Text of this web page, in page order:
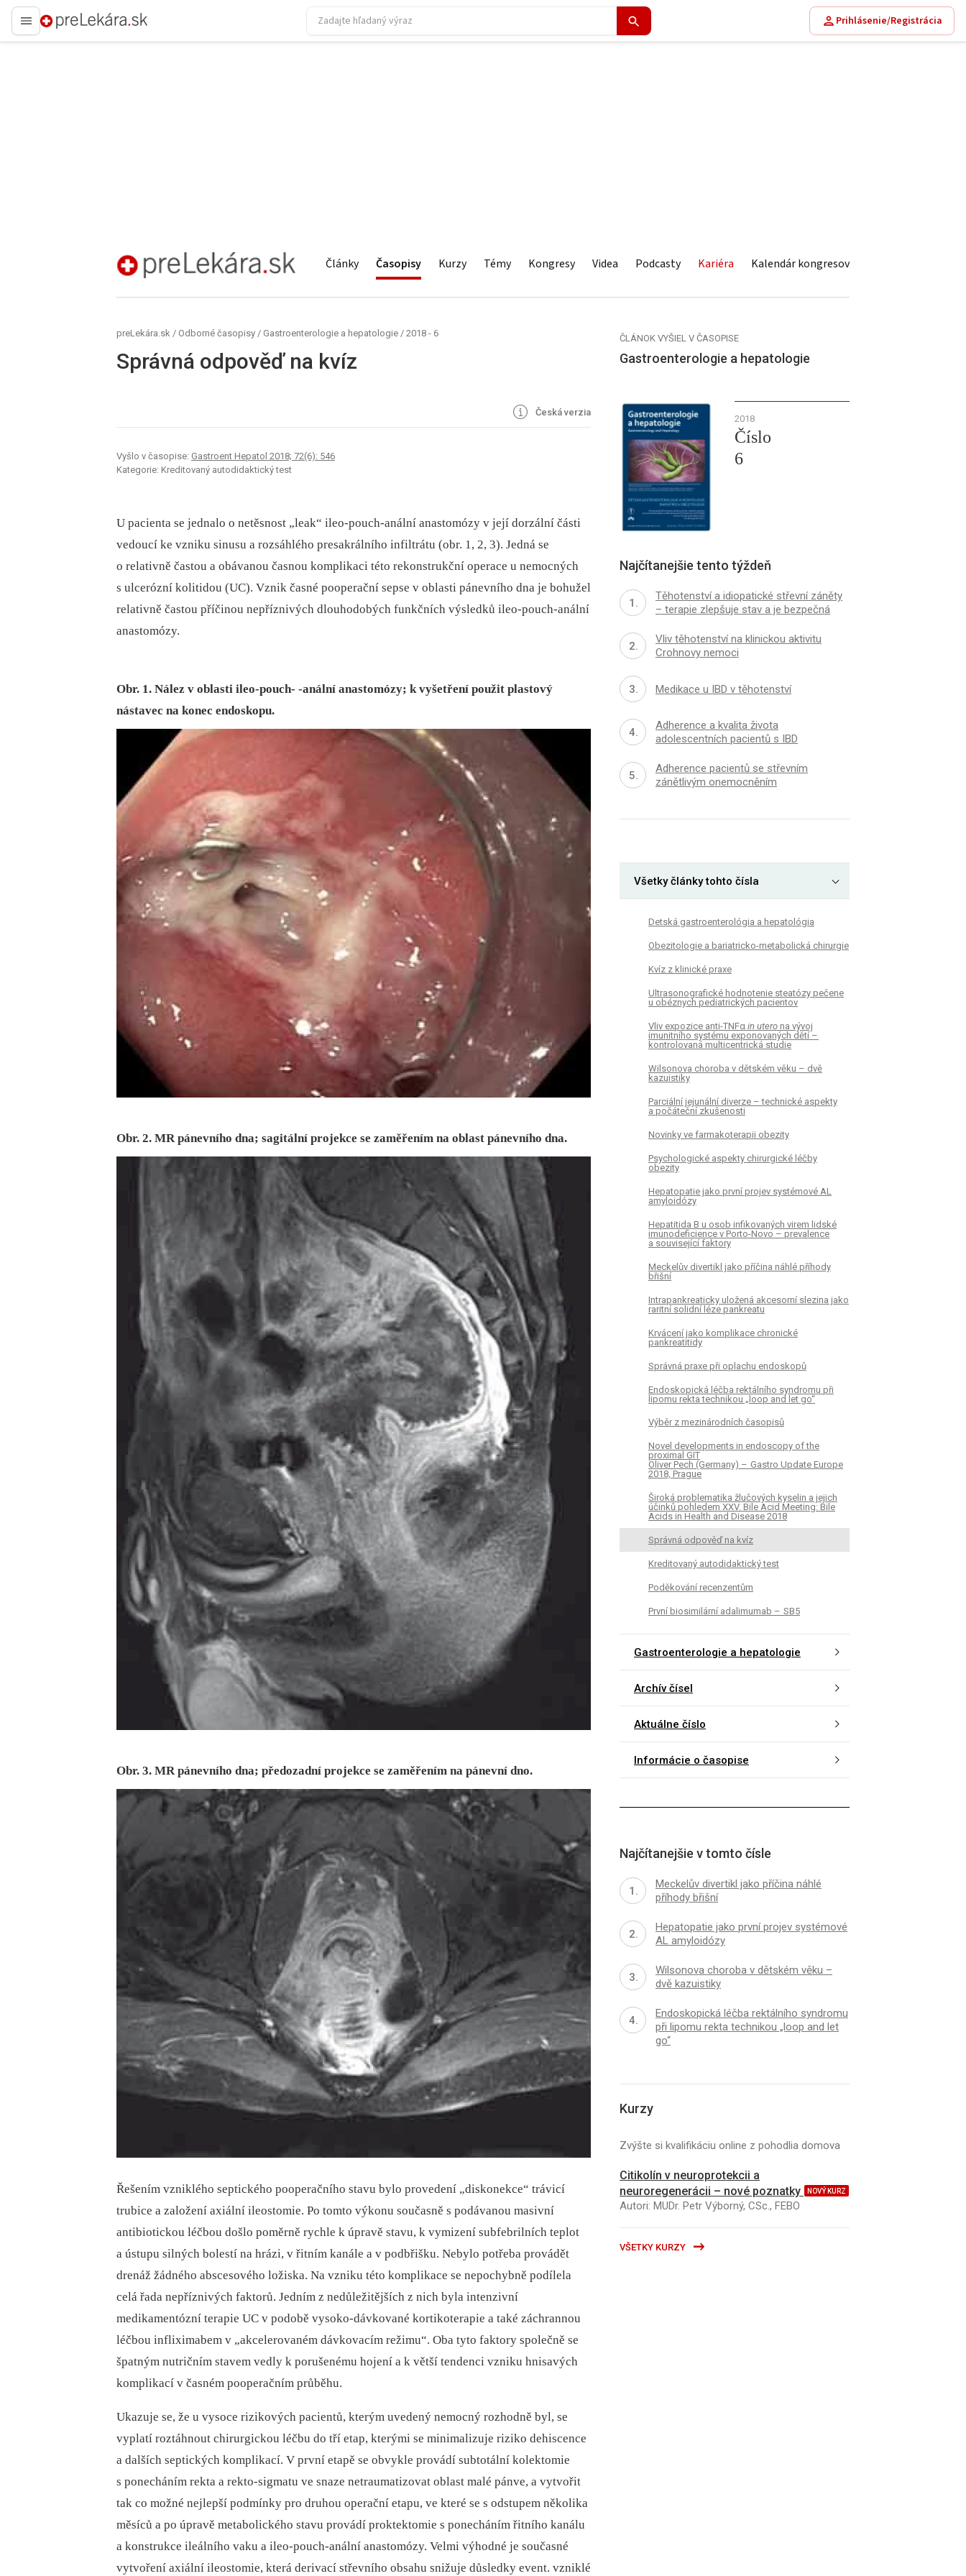
preLekára.sk
Prihlásenie/Registrácia
preLekára.sk Články Časopisy Kurzy Témy Kongresy Videa Podcasty Kariéra Kalendár kongresov
preLekára.sk / Odborné časopisy / Gastroenterologie a hepatologie / 2018 - 6
Správná odpověď na kvíz
Česká verzia
Vyšlo v časopise: Gastroent Hepatol 2018; 72(6): 546
Kategorie: Kreditovaný autodidaktický test
U pa­cienta se jednalo o netěsnost „leak“ ileo-pouch-anální anastomózy v její dorzální části
vedoucí ke vzniku sinusu a rozsáhlého presakrálního infiltrátu (obr. 1, 2, 3). Jedná se
o relativně častou a obávanou časnou komplikaci této rekonstrukční operace u nemocných
s ulcerózní kolitidou (UC). Vznik časné pooperační sepse v oblasti pánevního dna je bohužel
relativně častou příčinou nepříznivých dlouhodobých funkčních výsledků ileo-pouch-anální
anastomózy.
Obr. 1. Nález v oblasti ileo-pouch- -anální anastomózy; k vyšetření použit plastový
nástavec na konec endoskopu.
Obr. 2. MR pánevního dna; sagitální projekce se zaměřením na oblast pánevního dna.
Obr. 3. MR pánevního dna; předozadní projekce se zaměřením na pánevní dno.
Řešením vzniklého septického po­operačního stavu bylo provedení „diskonekce“ trávicí
trubice a založení axiální ileostomie. Po tomto výkonu současně s podávanou masivní
antibio­tickou léčbou došlo poměrně rychle k úpravě stavu, k vymizení subfebrilních teplot
a ústupu silných bolestí na hrázi, v řitním kanále a v podbřišku. Nebylo potřeba provádět
drenáž žádného abscesového ložiska. Na vzniku této komplikace se nepochybně podílela
celá řada nepříznivých faktorů. Jedním z nedůležitějších z nich byla intenzivní
medikamentózní terapie UC v podobě vysoko-dávkované kortikoterapie a také záchran­nou
léčbou infliximabem v „akcelerovaném dávkovacím režimu“. Oba tyto faktory společně se
špatným nutričním stavem vedly k porušenému hojení a k větší tendenci vzniku hnisavých
komplikací v časném pooperačním průběhu.
Ukazuje se, že u vysoce rizikových pa­cientů, kterým uvedený nemocný rozhodně byl, se
vyplatí roztáhnout chirurgickou léčbu do tří etap, kterými se minimalizuje riziko dehiscence
a dalších septických komplikací. V první etapě se obvykle provádí subtotální kolektomie
s ponecháním rekta a rekto-sigmatu ve snaze netraumatizovat oblast malé pánve, a vytvořit
tak co možné nejlepší podmínky pro druhou operační etapu, ve které se s odstupem několika
měsíců a po úpravě metabolického stavu provádí proktektomie s ponecháním řitního kanálu
a konstrukce ileálního vaku a ileo-pouch-anální anastomózy. Velmi výhodné je současné
vytvoření axiální ileostomie, která derivací střevního obsahu snižuje důsledky event. vzniklé
ČLÁNOK VYŠIEL V ČASOPISE
Gastroenterologie a hepatologie
2018
Číslo
6
Najčítanejšie tento týždeň
Těhotenství a idiopatické střevní záněty
– terapie zlepšuje stav a je bezpečná
Vliv těhotenství na klinickou aktivitu
Crohnovy nemoci
Medikace u IBD v těhotenství
Adherence a kvalita života
adolescentních pacientů s IBD
Adherence pacientů se střevním
zánětlivým onemocněním
Všetky články tohto čísla
Detská gastroenterológia a hepatológia
Obezitologie a bariatricko-metabolická chirurgie
Kvíz z klinické praxe
Ultrasonografické hodnotenie steatózy pečene
u obéznych pediatrických pacientov
Vliv expozice anti-TNFα in utero na vývoj
imunitního systému exponovaných dětí –
kontrolovaná multicentrická studie
Wilsonova choroba v dětském věku – dvě
kazuistiky
Parciální jejunální diverze – technické aspekty
a počáteční zkušenosti
Novinky ve farmakoterapii obezity
Psychologické aspekty chirurgické léčby
obezity
Hepatopatie jako první projev systémové AL
amyloidózy
Hepatitida B u osob infikovaných virem lidské
imunodeficience v Porto-Novo – prevalence
a související faktory
Meckelův divertikl jako příčina náhlé příhody
břišní
Intrapankreaticky uložená akcesorní slezina jako
raritní solidní léze pankreatu
Krvácení jako komplikace chronické
pankreatitidy
Správná praxe při oplachu endoskopů
Endoskopická léčba rektálního syndromu při
lipomu rekta technikou „loop and let go“
Výběr z mezinárodních časopisů
Novel developments in endoscopy of the
proximal GIT
Oliver Pech (Germany) – Gastro Update Europe
2018, Prague
Široká problematika žlučových kyselin a jejich
účinků pohledem XXV. Bile Acid Meeting: Bile
Acids in Health and Dis­ease 2018
Správná odpověď na kvíz
Kreditovaný autodidaktický test
Poděkování recenzentům
První bio­similární adalimumab – SB5
Gastroenterologie a hepatologie
Archív čísel
Aktuálne číslo
Informácie o časopise
Najčítanejšie v tomto čísle
Meckelův divertikl jako příčina náhlé
příhody břišní
Hepatopatie jako první projev systémové
AL amyloidózy
Wilsonova choroba v dětském věku –
dvě kazuistiky
Endoskopická léčba rektálního syndromu
při lipomu rekta technikou „loop and let
go“
Kurzy
Zvýšte si kvalifikáciu online z pohodlia domova
Citikolín v neuroprotekcii a
neuroregenerácii – nové poznatky
NOVÝ KURZ
Autori: MUDr. Petr Výborný, CSc., FEBO
VŠETKY KURZY